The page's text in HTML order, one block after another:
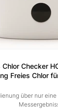
Chlor Checker
Freies Chlor
über nur